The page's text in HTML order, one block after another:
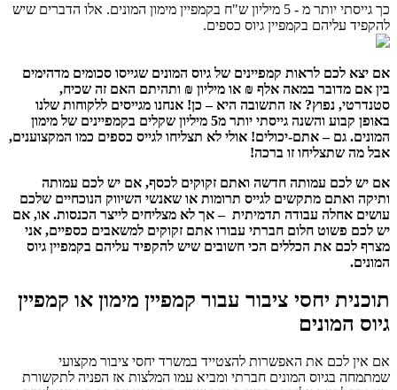
כך גייסתי יותר מ - 5 מיליון ש"ח בקמפיין מימון המונים. אלו הדברים שיש
להקפיד עליהם בקמפיין גיוס כספים.
אם יצא לכם לראות קמפיינים של גיוס המונים שגייסו סכומים מדהימים
בין אם מדובר במאה אלף ₪ או מיליון ₪ ותהיתם האם זה שכיח,
סטנדרטי, נפוץ? אז התשובה היא – כן! אנחנו מגייסים ללקוחות שלנו
באופן קבוע והשנה גייסתי יותר מ5 מיליון שקלים בקמפיינים של מימון
המונים. גם – אתם-יכולים! אולי לא תצליחו לגייס כספים כמו המקצוענים,
אבל מה שתצליחו זו ברכה!
אם יש לכם עמותה חדשה ואתם זקוקים לכסף, אם יש לכם עמותה
ותיקה ואתם מתקשים לגייס תרומות או שאנשי השיווק הנוכחיים שלכם
עושים אחלה עבודה תדמיתית – אך לא מצליחים לייצר הכנסות. או, אם
יש לכם פשוט חלום חברתי עבורו אתם זקוקים למשאבים כספיים, אני
מצרף לכם את הכללים הכי חשובים שיש להקפיד עליהם בקמפיין גיוס
המונים.
תוכנית יחסי ציבור עבור קמפיין מימון או קמפיין
גיוס המונים
אם אין לכם את האפשרות להצטייד במשרד יחסי ציבור מקצועי
שמתמחה בגיוס המונים חברתי ומביא עמו המלצות אז הפניה לתקשורת